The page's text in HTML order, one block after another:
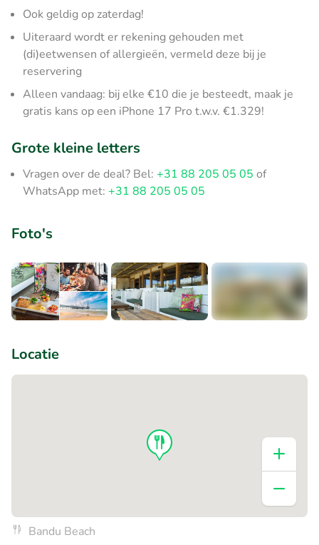
Ook geldig op zaterdag!
Uiteraard wordt er rekening gehouden met
(di)eetwensen of allergieën, vermeld deze bij je
reservering
Alleen vandaag: bij elke €10 die je besteedt, maak je
gratis kans op een iPhone 17 Pro t.w.v. €1.329!
Grote kleine letters
Vragen over de deal? Bel: +31 88 205 05 05 of
WhatsApp met: +31 88 205 05 05
Foto's
Locatie
Bandu Beach